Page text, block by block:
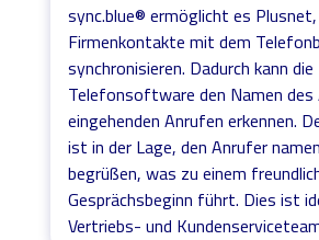
sync.blue® ermöglicht es Plusnet,
Firmenkontakte mit dem
synchronisieren. Dadurch kann die
Telefonsoftware den Namen des
eingehenden Anrufen erkennen.
ist in der Lage, den Anrufer
begrüßen, was zu einem
Gesprächsbeginn führt. Dies ist
Vertriebs- und